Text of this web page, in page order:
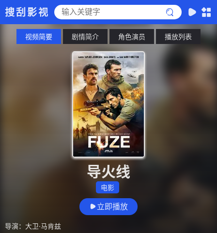
搜刮影视
视频简要 剧情简介 角色演员 播放列表
导火线
电影
立即播放
导演： 大卫·马肯兹